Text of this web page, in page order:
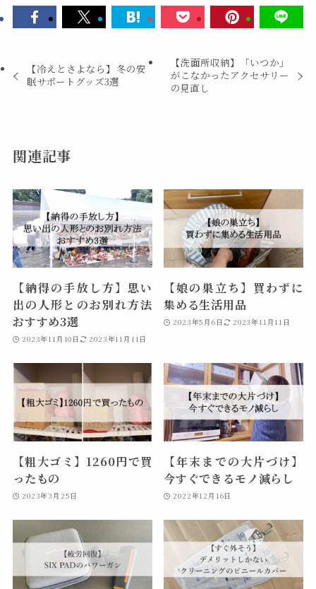
【冷えとさよなら】冬の安
眠サポートグッズ3選
【洗面所収納】「いつか」
がこなかったアクセサリー
の見直し
関連記事
【納得の手放し方】思い
出の人形とのお別れ方法
おすすめ3選
2023年11月10日 2023年11月11日
【娘の巣立ち】買わずに
集める生活用品
2023年5月6日 2023年11月11日
【粗大ゴミ】1260円で買
ったもの
2023年3月25日
【年末までの大片づけ】
今すぐできるモノ減らし
2022年12月16日